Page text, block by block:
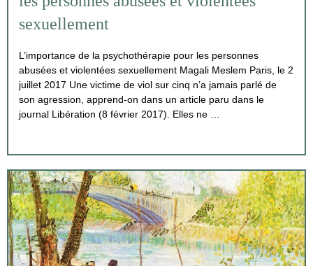
sexuellement
L’importance de la psychothérapie pour les personnes
abusées et violentées sexuellement Magali Meslem Paris, le 2
juillet 2017 Une victime de viol sur cinq n’a jamais parlé de
son agression, apprend-on dans un article paru dans le
journal Libération (8 février 2017). Elles ne …